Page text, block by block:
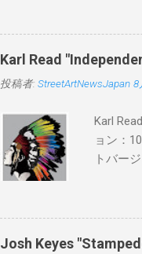
BLUE/
550mm
Karl Read
投稿者: StreetArtNewsJapan 8
Karl
ョン：
トバー
Josh Keyes